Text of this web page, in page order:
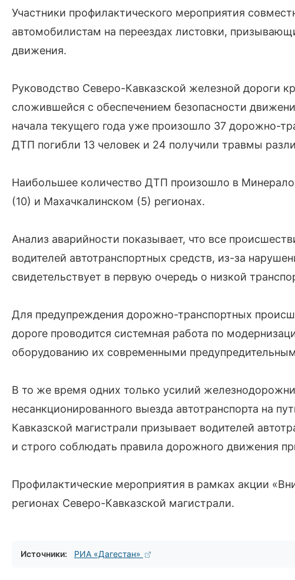
Участники профилактического мероприятия
автомобилистам на переездах листовки,
движения.
Руководство Северо-Кавказской железной дороги
сложившейся с обеспечением безопасности
начала текущего года уже произошло 37 дорожно-
ДТП погибли 13 человек и 24 получили травмы
Наибольшее количество ДТП произошло в
(10) и Махачкалинском (5) регионах.
Анализ аварийности показывает, что все
водителей автотранспортных средств, из-за
свидетельствует в первую очередь о низкой
Для предупреждения дорожно-транспортных
дороге проводится системная работа по
оборудованию их современными
В то же время одних только усилий
несанкционированного выезда автотранспорта на
Кавказской магистрали призывает водителей
и строго соблюдать правила дорожного движения
Профилактические мероприятия в рамках акции
регионах Северо-Кавказской магистрали.
Источники: РИА «Дагестан»